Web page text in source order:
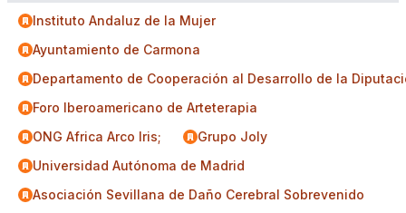
Instituto Andaluz de la Mujer
Ayuntamiento de Carmona
Departamento de Cooperación al Desarrollo de la
Foro Iberoamericano de Arteterapia
ONG Africa Arco Iris;
Grupo Joly
Universidad Autónoma de Madrid
Asociación Sevillana de Daño Cerebral Sobrevenido